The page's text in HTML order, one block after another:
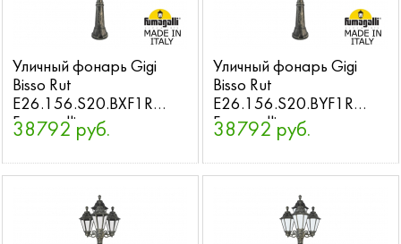
Уличный фонарь Gigi
Bisso Rut
E26.156.S20.BXF1R
Fumagalli
38792 руб.
Уличный фонарь Gigi
Bisso Rut
E26.156.S20.BYF1R
Fumagalli
38792 руб.